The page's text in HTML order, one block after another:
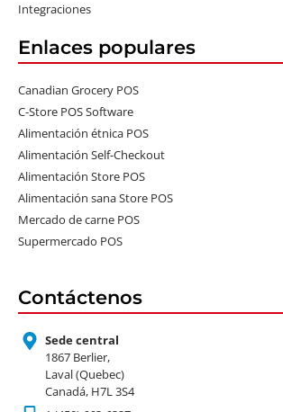
Integraciones
Enlaces populares
Canadian Grocery POS
C-Store POS Software
Alimentación étnica POS
Alimentación Self-Checkout
Alimentación Store POS
Alimentación sana Store POS
Mercado de carne POS
Supermercado POS
Contáctenos
Sede central
1867 Berlier,
Laval (Quebec)
Canadá, H7L 3S4